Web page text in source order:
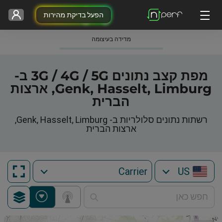
הפעל בדיקת מהירות
מדידה בעיצומה
מפת קצב נתונים 3G / 4G / 5G ב-
Genk, Hasselt, Limburg, ארצות
הברית
רשתות נתונים סלולריות ב- Genk, Hasselt, Limburg,
ארצות הברית
US